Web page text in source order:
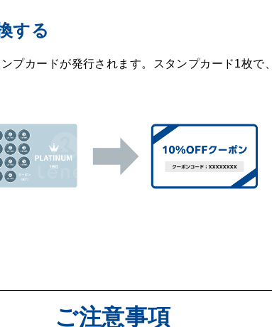
する
プカードが発行されます。スタンプカード1枚で
ご注意事項